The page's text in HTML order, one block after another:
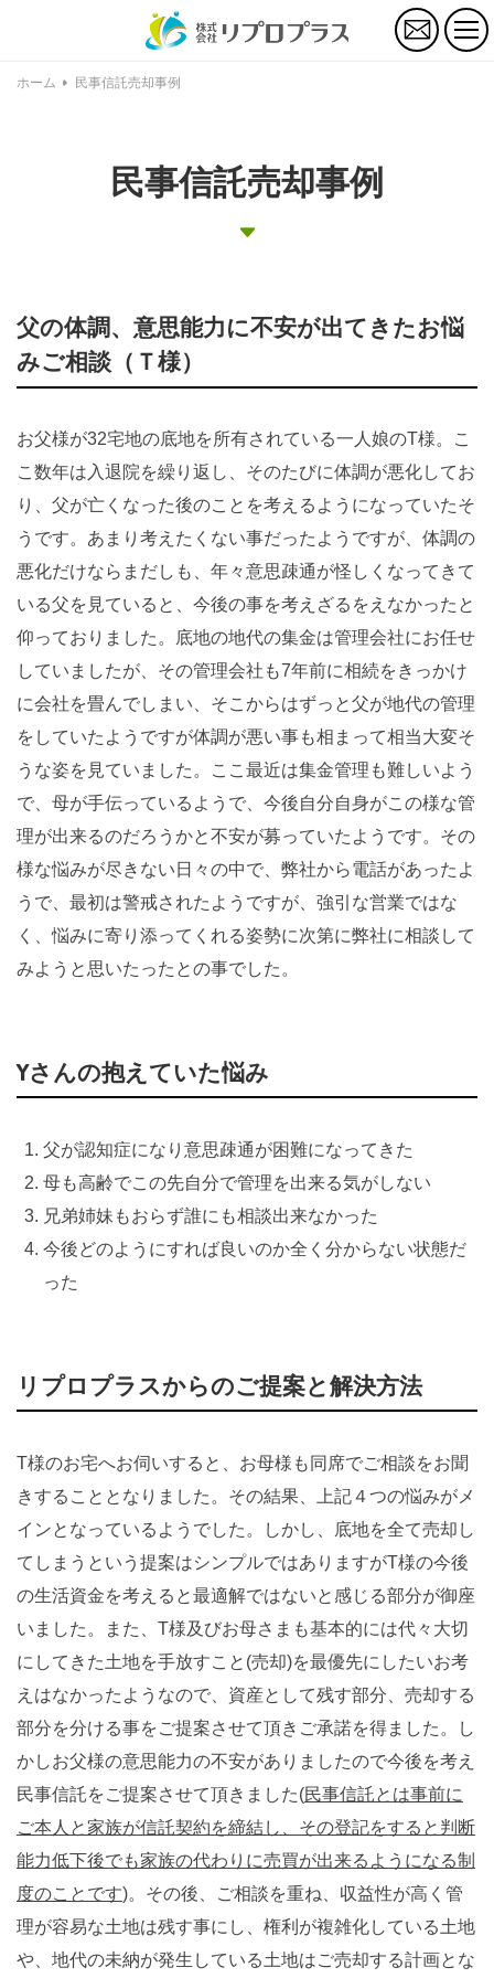
お
問
ホーム 民事信託売却事例
民事信託売却事例
父の体調、意思能力に不安が出てきたお悩
みご相談（Ｔ様）
お父様が32宅地の底地を所有されている一人娘のT様。こ
こ数年は入退院を繰り返し、そのたびに体調が悪化してお
り、父が亡くなった後のことを考えるようになっていたそ
うです。あまり考えたくない事だったようですが、体調の
悪化だけならまだしも、年々意思疎通が怪しくなってきて
いる父を見ていると、今後の事を考えざるをえなかったと
仰っておりました。底地の地代の集金は管理会社にお任せ
していましたが、その管理会社も7年前に相続をきっかけ
に会社を畳んでしまい、そこからはずっと父が地代の管理
をしていたようですが体調が悪い事も相まって相当大変そ
うな姿を見ていました。ここ最近は集金管理も難しいよう
で、母が手伝っているようで、今後自分自身がこの様な管
理が出来るのだろうかと不安が募っていたようです。その
様な悩みが尽きない日々の中で、弊社から電話があったよ
うで、最初は警戒されたようですが、強引な営業ではな
く、悩みに寄り添ってくれる姿勢に次第に弊社に相談して
みようと思いたったとの事でした。
Yさんの抱えていた悩み
父が認知症になり意思疎通が困難になってきた
母も高齢でこの先自分で管理を出来る気がしない
兄弟姉妹もおらず誰にも相談出来なかった
今後どのようにすれば良いのか全く分からない状態だ
った
リプロプラスからのご提案と解決方法
T様のお宅へお伺いすると、お母様も同席でご相談をお聞
きすることとなりました。その結果、上記４つの悩みがメ
インとなっているようでした。しかし、底地を全て売却し
てしまうという提案はシンプルではありますがT様の今後
の生活資金を考えると最適解ではないと感じる部分が御座
いました。また、T様及びお母さまも基本的には代々大切
にしてきた土地を手放すこと(売却)を最優先にしたいお考
えはなかったようなので、資産として残す部分、売却する
部分を分ける事をご提案させて頂きご承諾を得ました。し
かしお父様の意思能力の不安がありましたので今後を考え
民事信託をご提案させて頂きました(民事信託とは事前に
ご本人と家族が信託契約を締結し、その登記をすると判断
能力低下後でも家族の代わりに売買が出来るようになる制
度のことです)。その後、ご相談を重ね、収益性が高く管
理が容易な土地は残す事にし、権利が複雑化している土地
や、地代の未納が発生している土地はご売却する計画とな